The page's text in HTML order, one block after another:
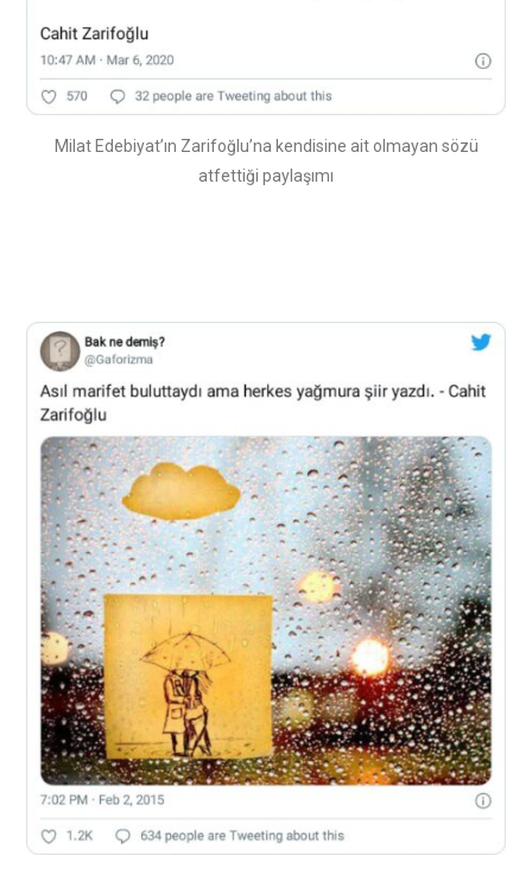
Milat Edebiyat’ın Zarifoğlu’na kendisine ait olmayan sözü
atfettiği paylaşımı